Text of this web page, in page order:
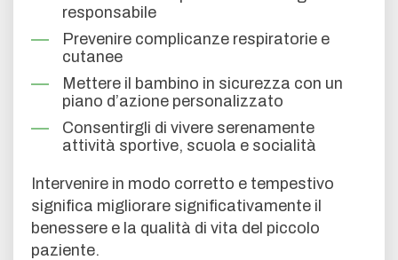
responsabile
Prevenire complicanze respiratorie e
cutanee
Mettere il bambino in sicurezza con un
piano d’azione personalizzato
Consentirgli di vivere serenamente
attività sportive, scuola e socialità
Intervenire in modo corretto e tempestivo
significa migliorare significativamente il
benessere e la qualità di vita del piccolo
paziente.